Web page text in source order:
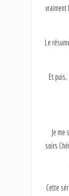
vraiment
Le
Et puis,
Je me
soirs
Cette